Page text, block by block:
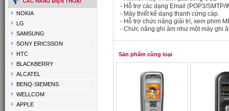
NOKIA
LG
SAMSUNG
SONY ERICSSON
HTC
BLACKBERRY
ALCATEL
BENQ-SIEMENS
WELLCOM
APPLE
- Hỗ trợ các dạng Email (POP3/SMTP/
- Máy thiết kế dạng thanh cứng cáp.
- Hỗ trợ chức năng giải trí, xem phim
- Chức năng ghi âm như một máy ghi
Sản phẩm cùng loại